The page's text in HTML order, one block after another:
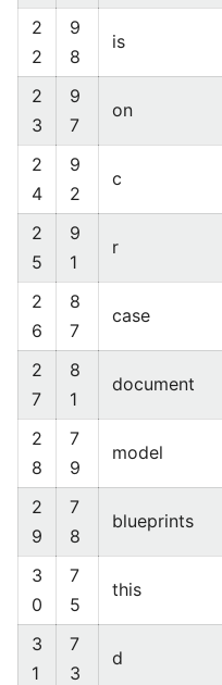
2
2
9
8
is
2
3
9
7
on
2
4
9
2
c
2
5
9
1
r
2
6
8
7
case
2
7
8
1
document
2
8
7
9
model
2
9
7
8
blueprints
3
0
7
5
this
3
1
7
3
d